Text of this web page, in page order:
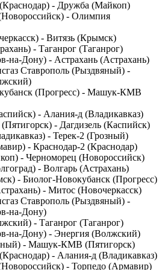
- Дружба (Майкоп)
- Олимпия
- Витязь (Крымск)
- Таганрог (Таганрог)
на-Дону) - Астрахань (Астрахань)
Ставрополь (Рыздвяный) -
(Прогресс) - Машук-КМВ
- Алания-д (Владикавказ)
- Дагдизель (Каспийск)
- Терек-2 (Грозный)
- Краснодар-2 (Краснодар)
- Черноморец (Новороссийск)
- Волгарь (Астрахань)
- Биолог-Новокубанск (Прогресс)
- Митос (Новочеркасск)
Ставрополь (Рыздвяный) -
на-Дону)
- Таганрог (Таганрог)
на-Дону) - Энергия (Волжский)
- Машук-КМВ (Пятигорск)
- Алания-д (Владикавказ)
- Торпедо (Армавир)